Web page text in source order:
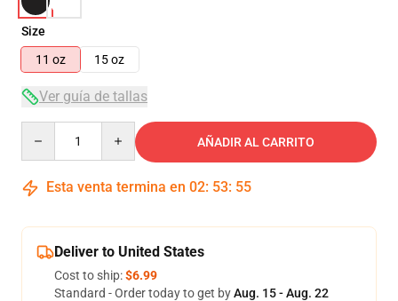
Size
11 oz
15 oz
Ver guía de tallas
AÑADIR AL CARRITO
Esta venta termina en 02: 53: 54
Deliver to United States
Cost to ship:$6.99
Standard - Order today to get byAug. 15 - Aug. 22